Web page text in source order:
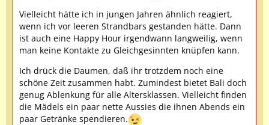
Vielleicht hätte ich in jungen Jahren ähnlich reagiert,
wenn ich vor leeren Strandbars gestanden hätte. Dann
ist auch eine Happy Hour irgendwann langweilig, wenn
man keine Kontakte zu Gleichgesinnten knüpfen kann.
Ich drück die Daumen, daß ihr trotzdem noch eine
schöne Zeit zusammen habt. Zumindest bietet Bali doch
genug Ablenkung für alle Altersklassen. Vielleicht finden
die Mädels ein paar nette Aussies die ihnen Abends ein
paar Getränke spendieren.